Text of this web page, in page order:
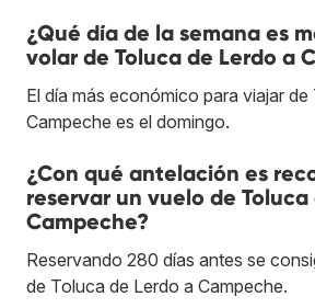
¿Qué día de la semana es
volar de Toluca de Lerdo a
El día más económico para viajar
Campeche es el domingo.
¿Con qué antelación es
reservar un vuelo de Toluca
Campeche?
Reservando 280 días antes se
de Toluca de Lerdo a Campeche.